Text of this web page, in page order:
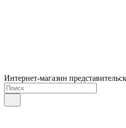
Интернет-магазин